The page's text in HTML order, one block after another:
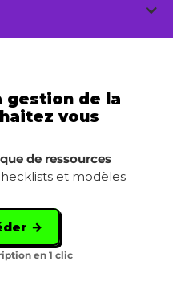
gestion de la
vous
de ressources
et modèles
→
en 1 clic